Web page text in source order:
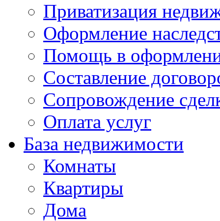
Приватизация
Оформление
Помощь в
Составление
Сопровождение
Оплата услуг
База недвижимости
Комнаты
Квартиры
Дома